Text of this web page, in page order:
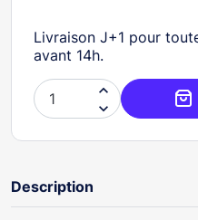
Livraison J+1 pour
avant 14h.


Description